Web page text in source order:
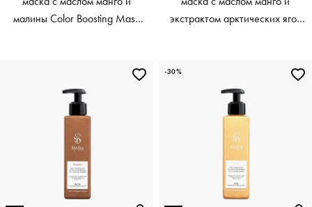
малины Color Boosting Mask
экстрактом арктических ягод
-30%